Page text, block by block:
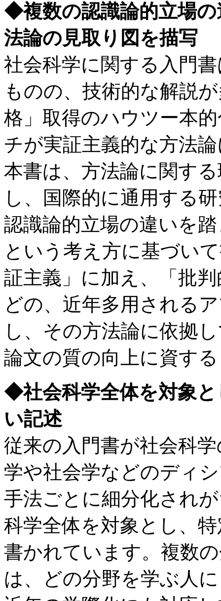
◆複数の認識論的立場
法論の見取り図を描写
社会科学に関する入門
ものの、技術的な解説
格」取得のハウツー本
チが実証主義的な方法
本書は、方法論に関す
し、国際的に通用する
認識論的立場の違いを
という考え方に基づい
証主義」に加え、「批
どの、近年多用される
し、その方法論に依拠
論文の質の向上に資す
◆社会科学全体を対象
い記述
従来の入門書が社会科
学や社会学などのディ
手法ごとに細分化され
科学全体を対象とし、
書かれています。複数
は、どの分野を学ぶ人